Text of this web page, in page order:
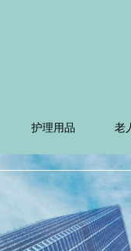
护理用品 老